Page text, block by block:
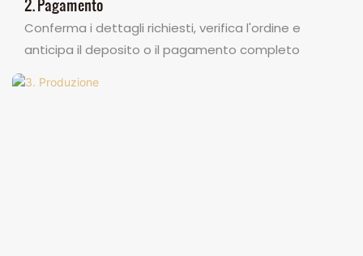
2. Pagamento
Conferma i dettagli richiesti, verifica l'ordine e
anticipa il deposito o il pagamento completo